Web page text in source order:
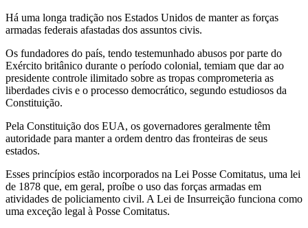
Há uma longa tradição nos Estados Unidos de manter as forças
armadas federais afastadas dos assuntos civis.
Os fundadores do país, tendo testemunhado abusos por parte do
Exército britânico durante o período colonial, temiam que dar ao
presidente controle ilimitado sobre as tropas comprometeria as
liberdades civis e o processo democrático, segundo estudiosos da
Constituição.
Pela Constituição dos EUA, os governadores geralmente têm
autoridade para manter a ordem dentro das fronteiras de seus
estados.
Esses princípios estão incorporados na Lei Posse Comitatus, uma lei
de 1878 que, em geral, proíbe o uso das forças armadas em
atividades de policiamento civil. A Lei de Insurreição funciona como
uma exceção legal à Posse Comitatus.